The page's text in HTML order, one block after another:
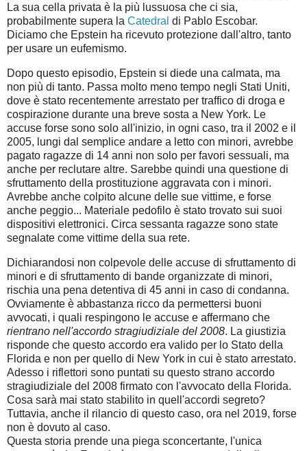
La sua cella privata è la più lussuosa che ci sia,
probabilmente supera la Catedral di Pablo Escobar.
Diciamo che Epstein ha ricevuto protezione dall'altro, tanto
per usare un eufemismo.
Dopo questo episodio, Epstein si diede una calmata, ma
non più di tanto. Passa molto meno tempo negli Stati Uniti,
dove è stato recentemente arrestato per traffico di droga e
cospirazione durante una breve sosta a New York. Le
accuse forse sono solo all'inizio, in ogni caso, tra il 2002 e il
2005, lungi dal semplice andare a letto con minori, avrebbe
pagato ragazze di 14 anni non solo per favori sessuali, ma
anche per reclutare altre. Sarebbe quindi una questione di
sfruttamento della prostituzione aggravata con i minori.
Avrebbe anche colpito alcune delle sue vittime, e forse
anche peggio... Materiale pedofilo è stato trovato sui suoi
dispositivi elettronici. Circa sessanta ragazze sono state
segnalate come vittime della sua rete.
Dichiarandosi non colpevole delle accuse di sfruttamento di
minori e di sfruttamento di bande organizzate di minori,
rischia una pena detentiva di 45 anni in caso di condanna.
Ovviamente è abbastanza ricco da permettersi buoni
avvocati, i quali respingono le accuse e affermano che
rientrano nell'accordo stragiudiziale del 2008. La giustizia
risponde che questo accordo era valido per lo Stato della
Florida e non per quello di New York in cui è stato arrestato.
Adesso i riflettori sono puntati su questo strano accordo
stragiudiziale del 2008 firmato con l'avvocato della Florida.
Cosa sarà mai stato stabilito in quell'accordi segreto?
Tuttavia, anche il rilancio di questo caso, ora nel 2019, forse
non è dovuto al caso.
Questa storia prende una piega sconcertante, l'unica